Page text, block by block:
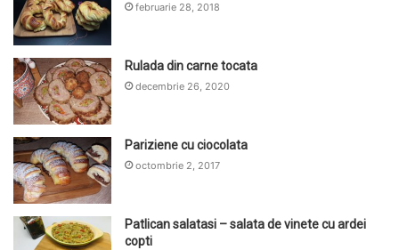
februarie 28, 2018
Rulada din carne tocata
decembrie 26, 2020
Pariziene cu ciocolata
octombrie 2, 2017
Patlican salatasi – salata de vinete cu ardei
copti